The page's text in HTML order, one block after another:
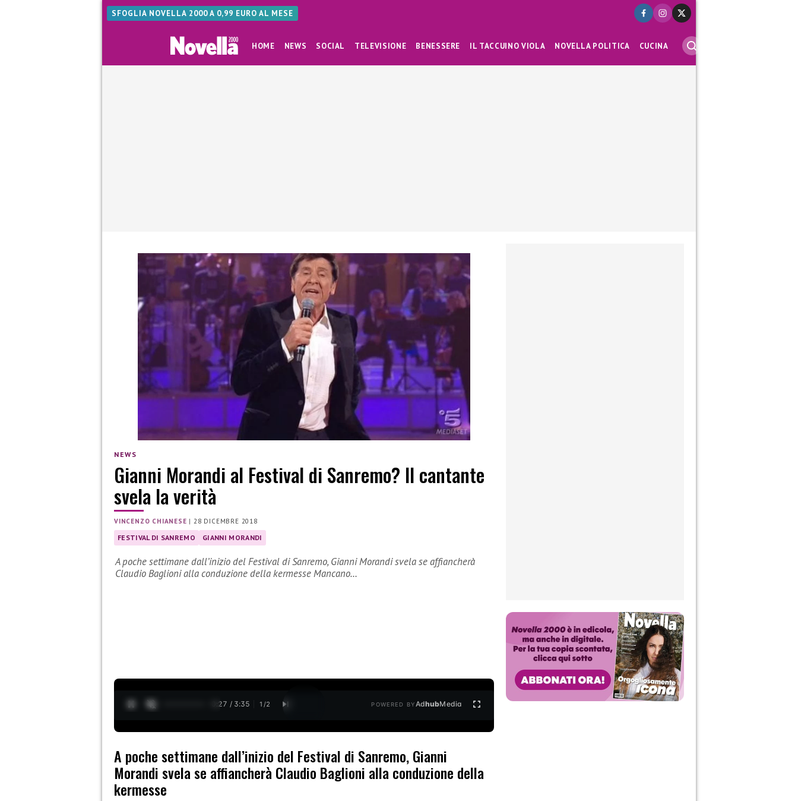
SFOGLIA NOVELLA 2000 A 0,99 EURO AL MESE
HOME NEWS SOCIAL TELEVISIONE BENESSERE IL TACCUINO VIOLA NOVELLA POLITICA CUCINA
NEWS
Gianni Morandi al Festival di Sanremo? Il cantante
svela la verità
VINCENZO CHIANESE |28 DICEMBRE 2018
FESTIVAL DI SANREMO GIANNI MORANDI
A poche settimane dall’inizio del Festival di Sanremo, Gianni Morandi svela se affiancherà
Claudio Baglioni alla conduzione della kermesse Mancano…
0:28 / 3:35 1 /2 POWERED BYAdhubMedia
A poche settimane dall’inizio del Festival di Sanremo, Gianni
Morandi svela se affiancherà Claudio Baglioni alla conduzione della
kermesse